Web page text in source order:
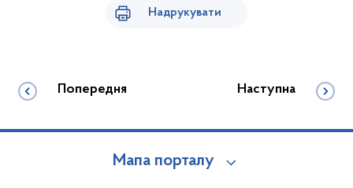
Надрукувати
Попередня Наступна
Мапа порталу